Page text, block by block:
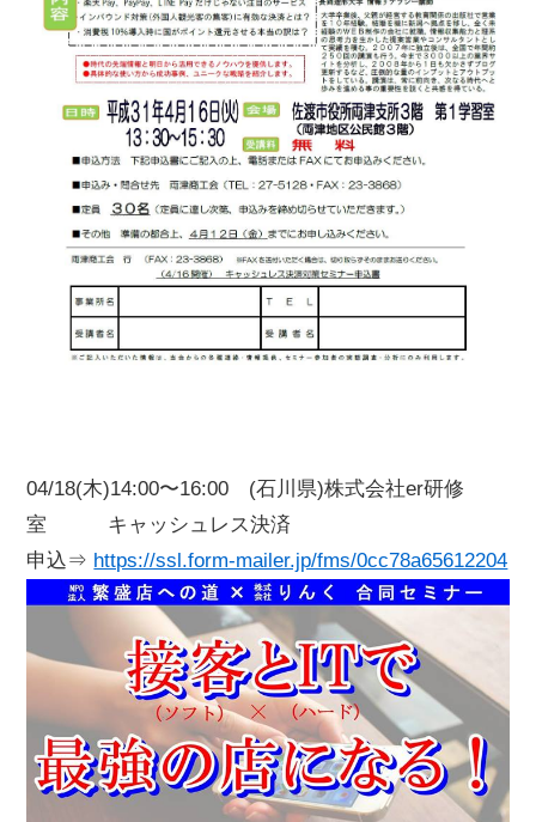
04/18(木)14:00〜16:00 (石川県)株式会社er研修
室 キャッシュレス決済
申込⇒ https://ssl.form-mailer.jp/fms/0cc78a65612204